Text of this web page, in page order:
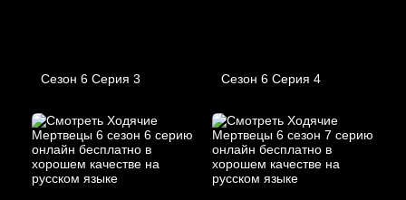
Сезон 6 Серия 3 Сезон 6 Серия 4